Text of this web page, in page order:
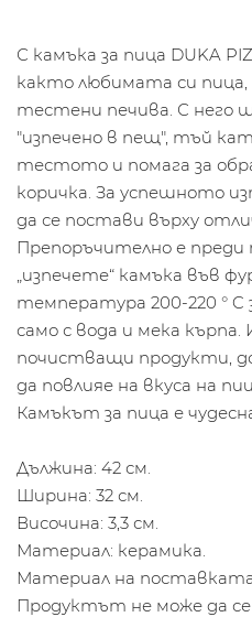
С камъка за пица DUKA
както любимата си пица,
тестени печива. С него
"изпечено в пещ", тъй
тестото и помага за
коричка. За успешното
да се постави върху
Препоръчително е преди
„изпечете“ камъка във
температура 200-220 ° C
само с вода и мека кърпа.
почистващи продукти,
да повлияе на вкуса на
Камъкът за пица е
Дължина: 42 см.
Ширина: 32 см.
Височина: 3,3 см.
Материал: керамика.
Материал на
Продуктът не може да